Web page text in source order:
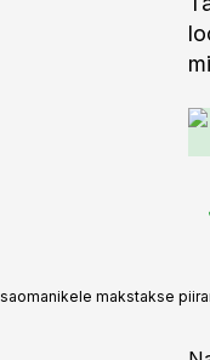
makstakse